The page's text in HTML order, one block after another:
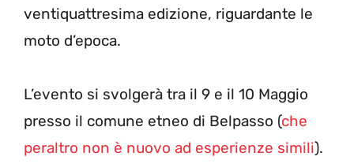
ventiquattresima edizione, riguardante le
moto d’epoca.
L’evento si svolgerà tra il 9 e il 10 Maggio
presso il comune etneo di Belpasso (che
peraltro non è nuovo ad esperienze simili).